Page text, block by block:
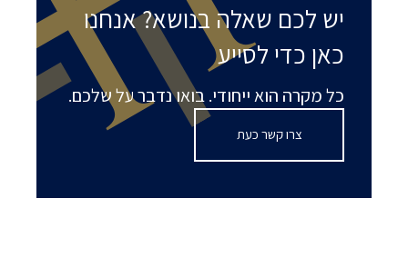
יש לכם שאלה בנושא? אנחנו
כאן כדי לסייע
כל מקרה הוא ייחודי. בואו נדבר על שלכם.
צרו קשר כעת